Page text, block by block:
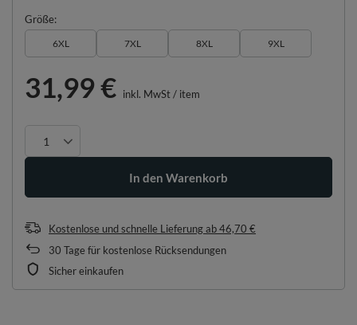
Größe
6XL 7XL 8XL 9XL
31,99 € inkl. MwSt/ item
In den Warenkorb
Kostenlose und schnelle Lieferungab46,70 €
30 Tage für kostenlose Rücksendungen
Sicher einkaufen